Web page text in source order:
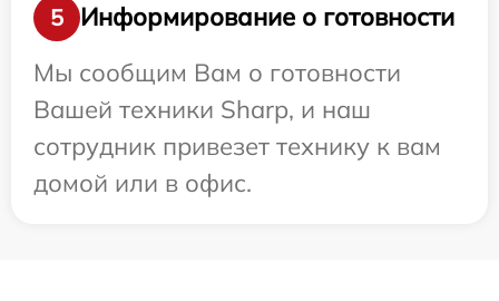
5
Информирование о готовности
Мы сообщим Вам о готовности
Вашей техники Sharp, и наш
сотрудник привезет технику к вам
домой или в офис.